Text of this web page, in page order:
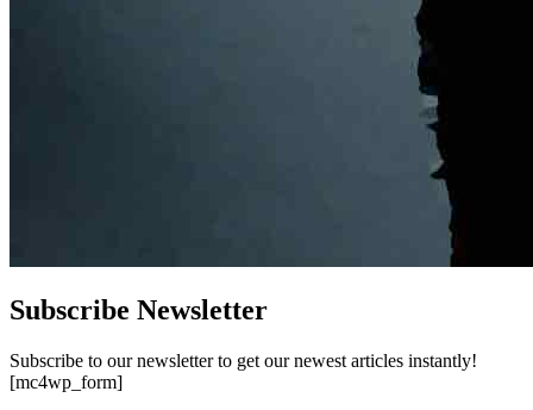
Subscribe Newsletter
Subscribe to our newsletter to get our newest articles instantly!
[mc4wp_form]